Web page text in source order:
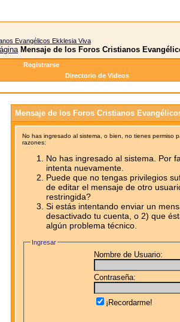
Evangélicos Ekklesia Viva
Mensaje de los Foros Cristianos
Registrarse
Directorio de Videos
Mensaje de los Foros Cristianos
No has ingresado al sistema, o bien, no tienes permiso
razones:
No has ingresado al sistema. Por
intenta nuevamente.
Puede que no tengas privilegios
de editar el mensaje de otro
restringida?
Si estás intentando enviar un
desactivado tu cuenta, o 2) que
algún problema técnico.
Ingresar
Nombre de Usuario:
Contraseña:
¡Recordarme!